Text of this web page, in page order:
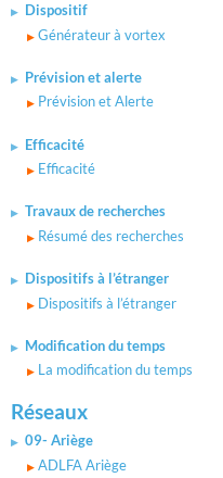
Dispositif
Générateur à vortex
Prévision et alerte
Prévision et Alerte
Efficacité
Efficacité
Travaux de recherches
Résumé des recherches
Dispositifs à l’étranger
Dispositifs à l’étranger
Modification du temps
La modification du temps
Réseaux
09- Ariège
ADLFA Ariège